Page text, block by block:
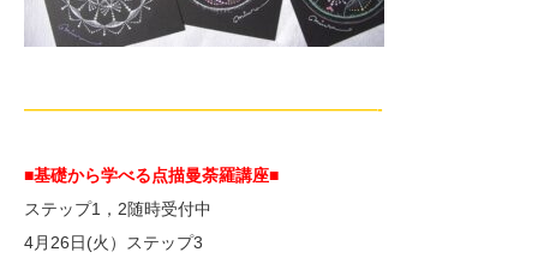
—————————————————————-
■基礎から学べる点描曼荼羅講座■
ステップ1，2随時受付中
4月26日(火）ステップ3